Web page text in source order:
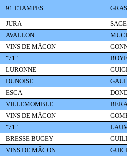
91 ETAMPES
JURA
AVALLON
VINS DE MÂCON
"71"
LURONNE
DUNOISE
ESCA
VILLEMOMBLE
VINS DE MÂCON
"71"
BRESSE BUGEY
VINS DE MÂCON